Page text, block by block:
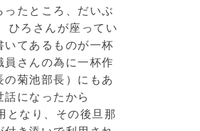
たところ、だいぶ
ひろさんが座ってい
てあるものが一杯
さんの為に一杯作
菊池部長）にもあ
になったから
となり、その後旦那